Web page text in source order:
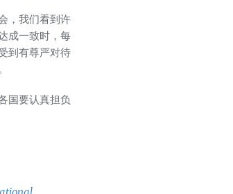
，我们看到许
成一致时，每
到有尊严对待
国要认真担负